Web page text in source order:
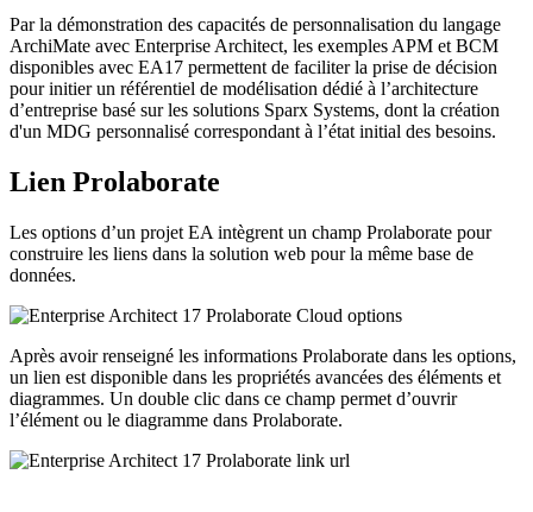
Par la démonstration des capacités de personnalisation du langage
ArchiMate avec Enterprise Architect, les exemples APM et BCM
disponibles avec EA17 permettent de faciliter la prise de décision
pour initier un référentiel de modélisation dédié à l’architecture
d’entreprise basé sur les solutions Sparx Systems, dont la création
d'un MDG personnalisé correspondant à l’état initial des besoins.
Lien Prolaborate
Les options d’un projet EA intègrent un champ Prolaborate pour
construire les liens dans la solution web pour la même base de
données.
Après avoir renseigné les informations Prolaborate dans les options,
un lien est disponible dans les propriétés avancées des éléments et
diagrammes. Un double clic dans ce champ permet d’ouvrir
l’élément ou le diagramme dans Prolaborate.